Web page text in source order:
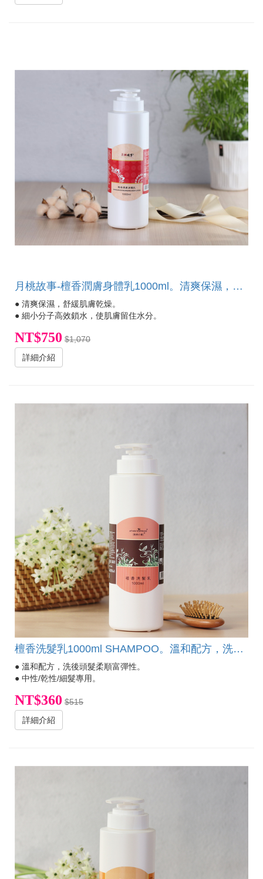
月桃故事-檀香潤膚身體乳1000ml。清爽保濕，舒緩肌膚乾燥。減少肌膚乾燥，滋潤修復肌膚，提供肌膚最適當滋養及防護。
● 清爽保濕，舒緩肌膚乾燥。
● 細小分子高效鎖水，使肌膚留住水分。
NT$750 $1,070
詳細介紹
檀香洗髮乳1000ml SHAMPOO。溫和配方，洗後頭髮柔順富彈性。中性/乾性/細髮專用。
● 溫和配方，洗後頭髮柔順富彈性。
● 中性/乾性/細髮專用。
NT$360 $515
詳細介紹